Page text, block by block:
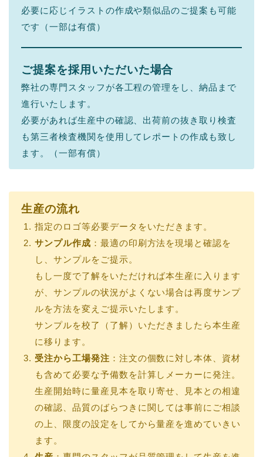
必要に応じイラストの作成や類似品のご提案も可能
です（一部は有償）
ご提案を採用いただいた場合
弊社の専門スタッフが各工程の管理をし、納品まで
進行いたします。
必要があれば生産中の確認、出荷前の抜き取り検査
も第三者検査機関を使用してレポートの作成も致し
ます。（一部有償）
生産の流れ
指定のロゴ等必要データをいただきます。
サンプル作成 ：最適の印刷方法を現場と確認を
し、サンプルをご提示。
もし一度で了解をいただければ本生産に入ります
が、サンプルの状況がよくない場合は再度サンプ
ルを方法を変えご提示いたします。
サンプルを校了（了解）いただきましたら本生産
に移ります。
受注から工場発注 ：注文の個数に対し本体、資材
も含めて必要な予備数を計算しメーカーに発注。
生産開始時に量産見本を取り寄せ、見本との相違
の確認、品質のばらつきに関しては事前にご相談
の上、限度の設定をしてから量産を進めていきい
ます。